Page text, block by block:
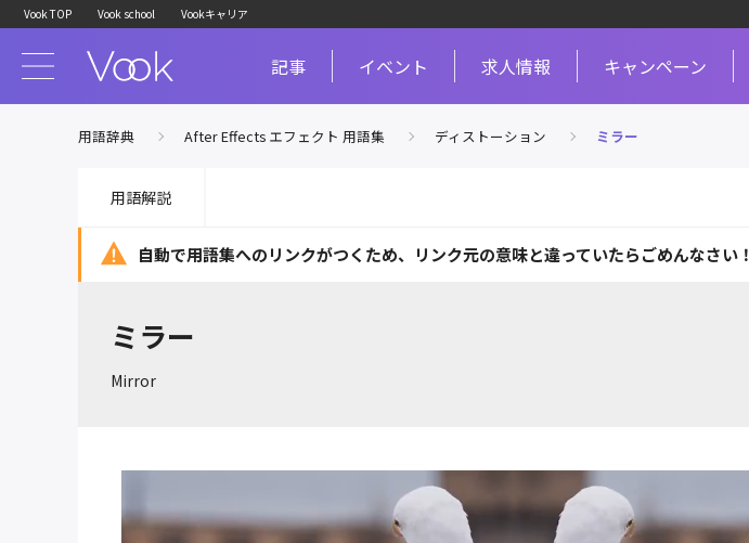
Vook TOP Vook school Vookキャリア
記事 イベント 求人情報 キャンペーン
用語辞典 After Effects エフェクト 用語集 ディストーション ミラー
用語解説
自動で用語集へのリンクがつくため、 リンク元の意味と違っていたらごめんなさい！
ミラー
Mirror